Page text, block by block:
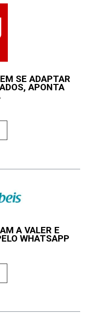
SE ADAPTAR
APONTA
A VALER E
WHATSAPP